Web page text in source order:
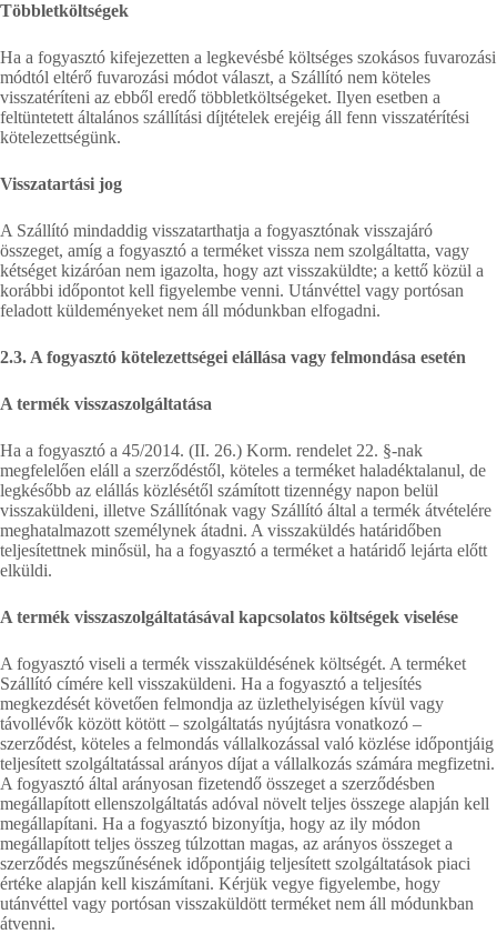
Többletköltségek
Ha a fogyasztó kifejezetten a legkevésbé költséges szokásos fuvarozási
módtól eltérő fuvarozási módot választ, a Szállító nem köteles
visszatéríteni az ebből eredő többletköltségeket. Ilyen esetben a
feltüntetett általános szállítási díjtételek erejéig áll fenn visszatérítési
kötelezettségünk.
Visszatartási jog
A Szállító mindaddig visszatarthatja a fogyasztónak visszajáró
összeget, amíg a fogyasztó a terméket vissza nem szolgáltatta, vagy
kétséget kizáróan nem igazolta, hogy azt visszaküldte; a kettő közül a
korábbi időpontot kell figyelembe venni. Utánvéttel vagy portósan
feladott küldeményeket nem áll módunkban elfogadni.
2.3. A fogyasztó kötelezettségei elállása vagy felmondása esetén
A termék visszaszolgáltatása
Ha a fogyasztó a 45/2014. (II. 26.) Korm. rendelet 22. §-nak
megfelelően eláll a szerződéstől, köteles a terméket haladéktalanul, de
legkésőbb az elállás közlésétől számított tizennégy napon belül
visszaküldeni, illetve Szállítónak vagy Szállító által a termék átvételére
meghatalmazott személynek átadni. A visszaküldés határidőben
teljesítettnek minősül, ha a fogyasztó a terméket a határidő lejárta előtt
elküldi.
A termék visszaszolgáltatásával kapcsolatos költségek viselése
A fogyasztó viseli a termék visszaküldésének költségét. A terméket
Szállító címére kell visszaküldeni. Ha a fogyasztó a teljesítés
megkezdését követően felmondja az üzlethelyiségen kívül vagy
távollévők között kötött – szolgáltatás nyújtásra vonatkozó –
szerződést, köteles a felmondás vállalkozással való közlése időpontjáig
teljesített szolgáltatással arányos díjat a vállalkozás számára megfizetni.
A fogyasztó által arányosan fizetendő összeget a szerződésben
megállapított ellenszolgáltatás adóval növelt teljes összege alapján kell
megállapítani. Ha a fogyasztó bizonyítja, hogy az ily módon
megállapított teljes összeg túlzottan magas, az arányos összeget a
szerződés megszűnésének időpontjáig teljesített szolgáltatások piaci
értéke alapján kell kiszámítani. Kérjük vegye figyelembe, hogy
utánvéttel vagy portósan visszaküldött terméket nem áll módunkban
átvenni.